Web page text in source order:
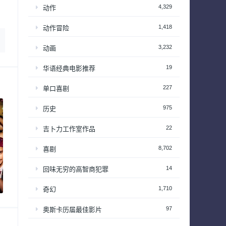
动作 4,329
动作冒险 1,418
动画 3,232
华语经典电影推荐 19
单口喜剧 227
历史 975
吉卜力工作室作品 22
喜剧 8,702
回味无穷的高智商犯罪 14
奇幻 1,710
奥斯卡历届最佳影片 97